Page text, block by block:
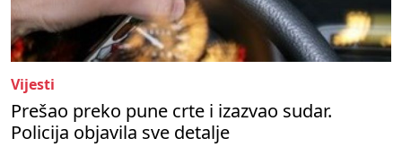
Vijesti
Prešao preko pune crte i izazvao sudar.
Policija objavila sve detalje